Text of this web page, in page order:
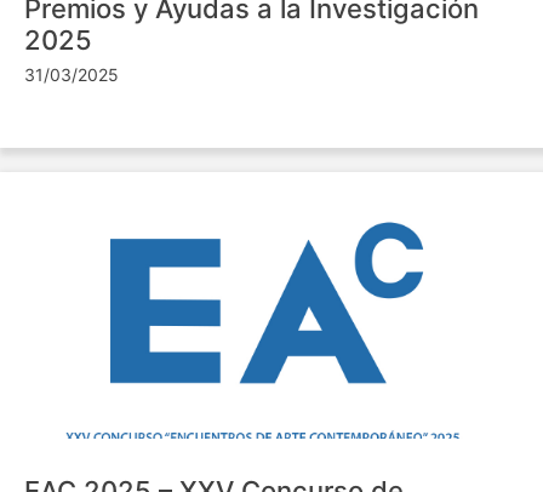
Premios y Ayudas a la Investigación
2025
31/03/2025